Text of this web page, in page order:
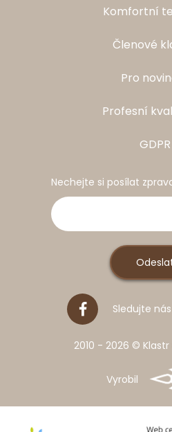
Komfortní
Členové
Pro
Profesní
GDPR
Nechejte si posílat
Sledujte
2010 - 2026 ©
Vyrobil